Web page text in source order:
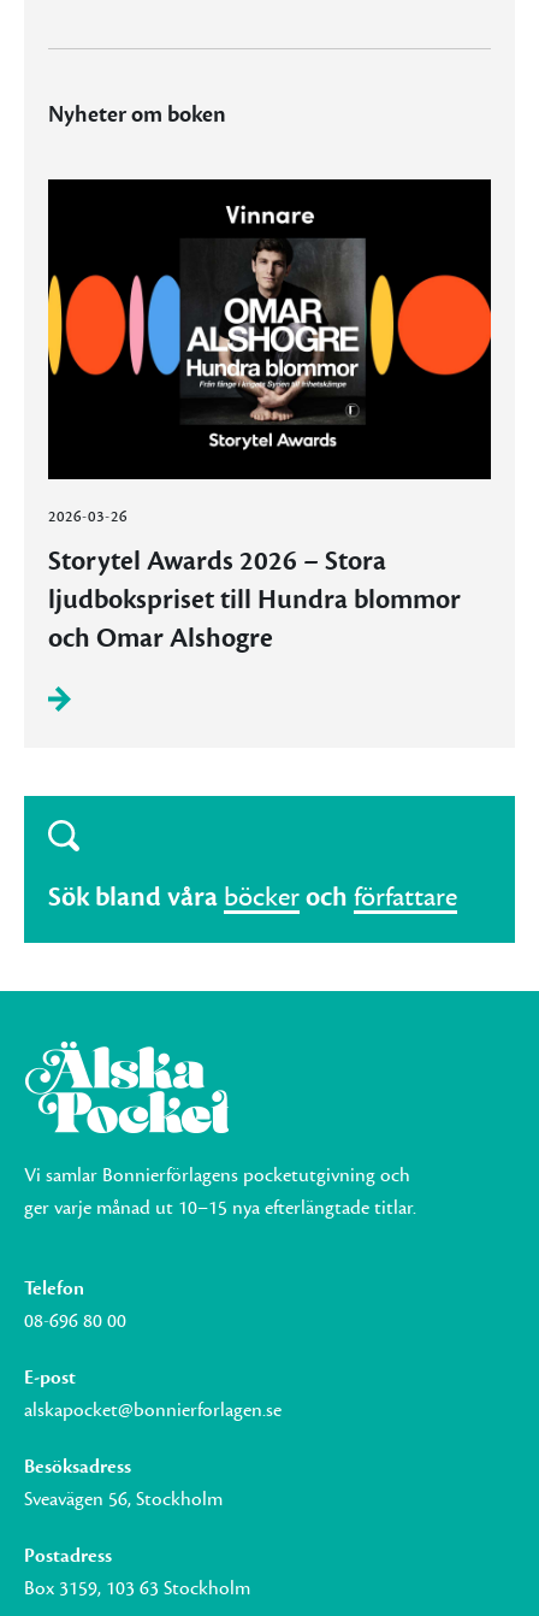
Nyheter om boken
2026-03-26
Storytel Awards 2026 – Stora
ljudbokspriset till Hundra blommor
och Omar Alshogre
Sök bland våra böckeroch författare
Vi samlar Bonnierförlagens pocketutgivning och
ger varje månad ut 10–15 nya efterlängtade titlar.
Telefon
08-696 80 00
E-post
alskapocket@bonnierforlagen.se
Besöksadress
Sveavägen 56, Stockholm
Postadress
Box 3159, 103 63 Stockholm